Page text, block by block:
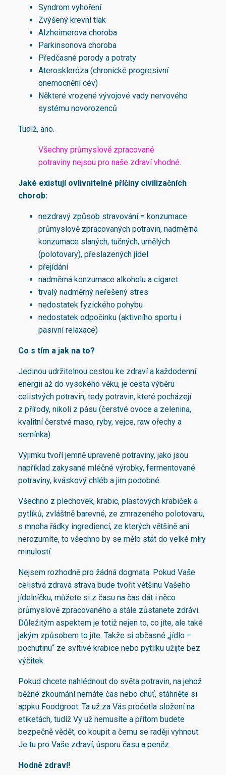
Syndrom vyhoření
Zvýšený krevní tlak
Alzheimerova choroba
Parkinsonova choroba
Předčasné porody a potraty
Ateroskleróza (chronické progresivní
onemocnění cév)
Některé vrozené vývojové vady nervového
systému novorozenců
Tudíž, ano.
Všechny průmyslově zpracované
potraviny nejsou pro naše zdraví vhodné.
Jaké existují ovlivnitelné příčiny civilizačních
chorob:
nezdravý způsob stravování = konzumace
průmyslově zpracovaných potravin, nadměrná
konzumace slaných, tučných, umělých
(polotovary), přeslazených jídel
přejídání
nadměrná konzumace alkoholu a cigaret
trvalý nadměrný neřešený stres
nedostatek fyzického pohybu
nedostatek odpočinku (aktivního sportu i
pasivní relaxace)
Co s tím a jak na to?
Jedinou udržitelnou cestou ke zdraví a každodenní
energii až do vysokého věku, je cesta výběru
celistvých potravin, tedy potravin, které pocházejí
z přírody, nikoli z pásu (čerstvé ovoce a zelenina,
kvalitní čerstvé maso, ryby, vejce, raw ořechy a
semínka).
Výjimku tvoří jemně upravené potraviny, jako jsou
například zakysané mléčné výrobky, fermentované
potraviny, kváskový chléb a jim podobné.
Všechno z plechovek, krabic, plastových krabiček a
pytlíků, zvláštně barevné, ze zmrazeného polotovaru,
s mnoha řádky ingrediencí, ze kterých většině ani
nerozumíte, to všechno by se mělo stát do velké míry
minulostí.
Nejsem rozhodně pro žádná dogmata. Pokud Vaše
celistvá zdravá strava bude tvořit většinu Vašeho
jídelníčku, můžete si z času na čas dát i něco
průmyslově zpracovaného a stále zůstanete zdrávi.
Důležitým aspektem je totiž nejen to, co jíte, ale také
jakým způsobem to jíte. Takže si občasné „jídlo –
pochutinu“ ze svítivé krabice nebo pytlíku užijte bez
výčitek.
Pokud chcete nahlédnout do světa potravin, na jehož
běžné zkoumání nemáte čas nebo chuť, stáhněte si
appku Foodgroot. Ta už za Vás pročetla složení na
etiketách, tudíž Vy už nemusíte a přitom budete
bezpečně vědět, co koupit a čemu se raději vyhnout.
Je tu pro Vaše zdraví, úsporu času a peněz.
Hodně zdraví!